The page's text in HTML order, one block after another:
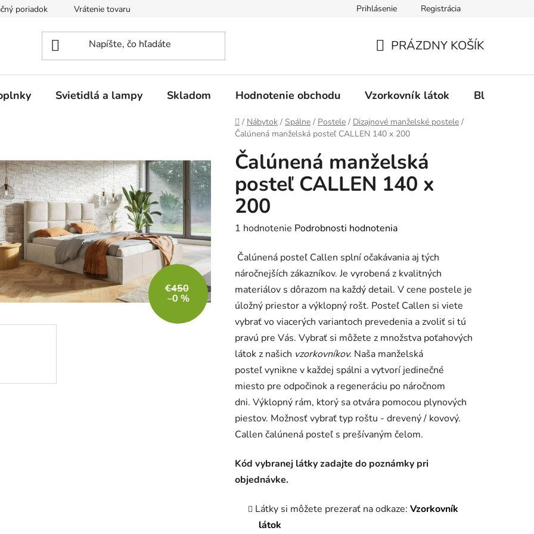
poriadok Vrátenie tovaru Ochrana osobných údajov Spôsob platby
Prihlásenie Registrácia
KOŠÍK
PRÁZDNY KOŠÍK
Svietidlá a lampy Skladom Hodnotenie obchodu Vzorkovník látok Blog
Domov
/ Nábytok / Spálne / Postele / Dizajnové manželské postele /
Čalúnená manželská posteľ CALLEN 140 x 200
Čalúnená manželská
posteľ CALLEN 140 x
200
Priemerné
produktu
je
5,0
z
5
hviezdičiek.
1 hodnotenie Podrobnosti hodnotenia
Čalúnená posteľ Callen splní očakávania aj tých
náročnejších zákazníkov. Je vyrobená z kvalitných
materiálov s dôrazom na každý detail. V cene postele je
úložný priestor a výklopný rošt. Posteľ Callen si viete
vybrať vo viacerých variantoch prevedenia a zvoliť si tú
pravú pre Vás. Vybrať si môžete z množstva poťahových
látok z našich vzorkovníkov. Naša manželská
posteľ vynikne v každej spálni a vytvorí jedinečné
miesto pre odpočinok a regeneráciu po náročnom
dni. Výklopný rám, ktorý sa otvára pomocou plynových
piestov. Možnosť vybrať typ roštu - drevený / kovový.
Callen čalúnená posteľ s prešívaným čelom.
Kód vybranej látky zadajte do poznámky pri
objednávke.
Látky si môžete prezerať na odkaze: Vzorkovník
látok
€450
–0 %